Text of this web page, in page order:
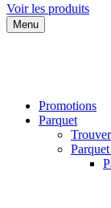
Voir les produits
Menu
Promotions
Parquet